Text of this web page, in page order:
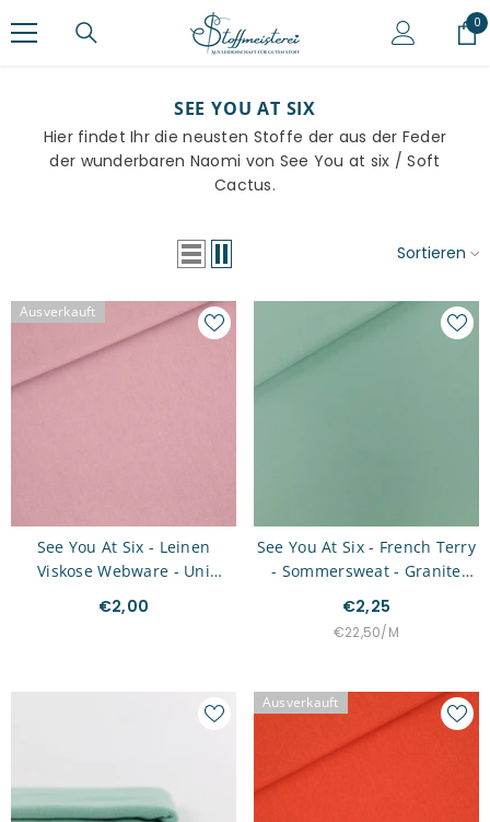
0
0
SEE YOU AT SIX
Hier findet Ihr die neusten Stoffe der aus der Feder
der wunderbaren Naomi von See You at six / Soft
Cactus.
Sortieren
Ausverkauft
See You At Six - Leinen
Viskose Webware - Uni
Zephyr Rosa
€2,00
See You At Six - French Terry
- Sommersweat - Granite
Green Uni
€2,25
STÜCKPREIS
€22,50/PRO
M
Ausverkauft